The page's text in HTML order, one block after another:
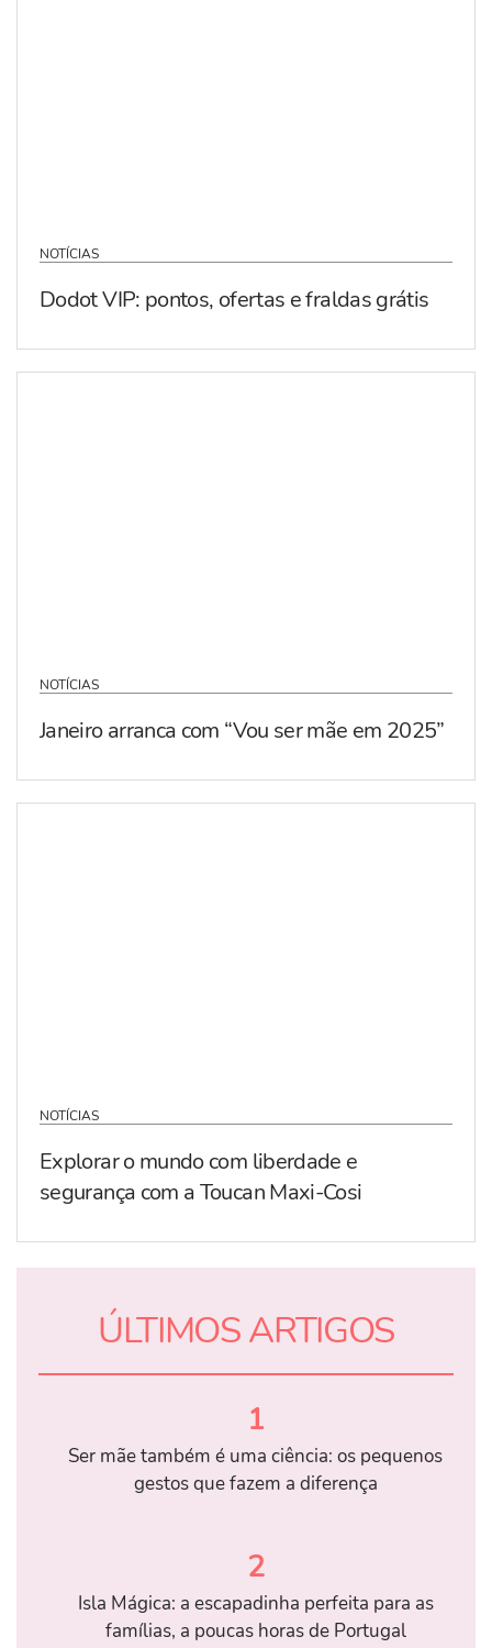
NOTÍCIAS
Dodot VIP: pontos, ofertas e fraldas grátis
NOTÍCIAS
Janeiro arranca com “Vou ser mãe em 2025”
NOTÍCIAS
Explorar o mundo com liberdade e
segurança com a Toucan Maxi-Cosi
ÚLTIMOS ARTIGOS
1
Ser mãe também é uma ciência: os pequenos
gestos que fazem a diferença
2
Isla Mágica: a escapadinha perfeita para as
famílias, a poucas horas de Portugal